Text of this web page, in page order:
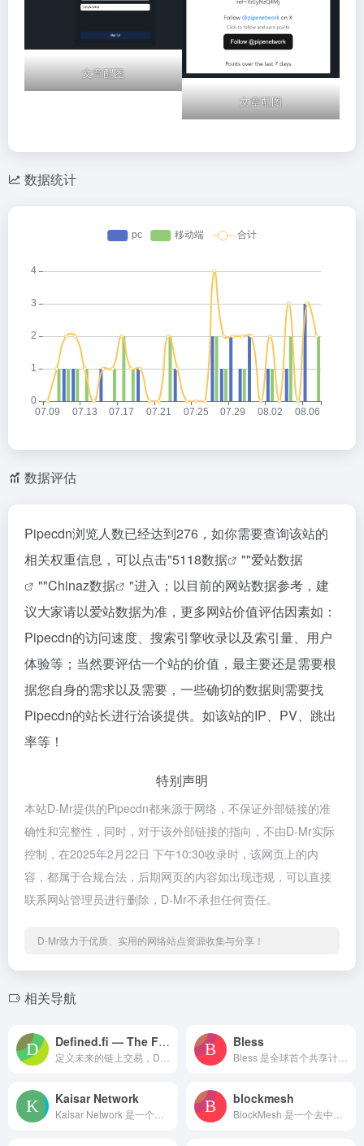
文章配图
文章配图
数据统计
数据评估
Pipecdn浏览人数已经达到276，如你需要查询该站的
相关权重信息，可以点击"5118数据 ""爱站数据
""Chinaz数据
"进入；以目前的网站数据参考，建
议大家请以爱站数据为准，更多网站价值评估因素如：
Pipecdn的访问速度、搜索引擎收录以及索引量、用户
体验等；当然要评估一个站的价值，最主要还是需要根
据您自身的需求以及需要，一些确切的数据则需要找
Pipecdn的站长进行洽谈提供。如该站的IP、PV、跳出
率等！
特别声明
本站D-Mr提供的Pipecdn都来源于网络，不保证外部链接的准
确性和完整性，同时，对于该外部链接的指向，不由D-Mr实际
控制，在2025年2月22日 下午10:30收录时，该网页上的内
容，都属于合规合法，后期网页的内容如出现违规，可以直接
联系网站管理员进行删除，D-Mr不承担任何责任。
D-Mr致力于优质、实用的网络站点资源收集与分享！
相关导航
Defined.fi — The Future of On-Chain Trading Bless
Kaisar Network blockmesh